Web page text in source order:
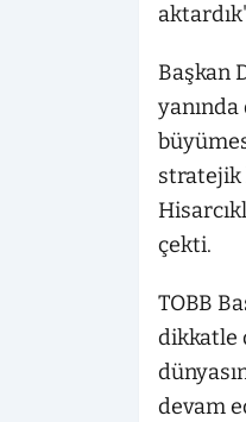
Başkan
stratejik
çekti.
TOBB
dikkatle
devam